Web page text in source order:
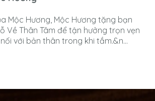
Mộc Hương, Mộc Hương tặng bạn
Về Thân Tâm để tận hưởng trọn vẹn
với bản thân trong khi tắm.&n...